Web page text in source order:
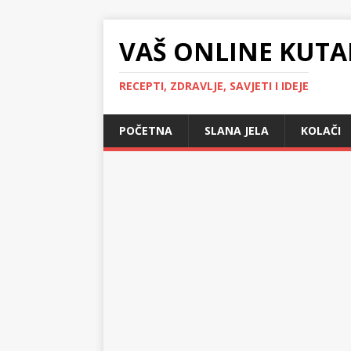
VAŠ ONLINE
RECEPTI, ZDRAVLJE, SAVJETI I IDEJE
POČETNA SLANA JELA KOLAČI